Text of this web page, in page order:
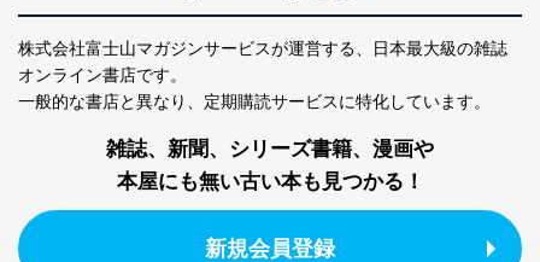
株式会社富士山マガジンサービスが運営する、
日本最大級の雑誌
オンライン書店です。
一般的な書店と異なり、 定期購読サービスに特化しています。
雑誌、新聞、シリーズ書籍、漫画や
本屋にも無い古い本も見つかる！
新規会員登録